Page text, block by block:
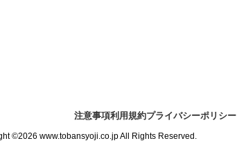
注意事項利用規約プライバシーポリシー
©2026 www.tobansyoji.co.jp All Rights Reserved.